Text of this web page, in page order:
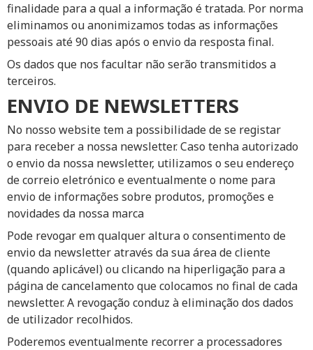
finalidade para a qual a informação é tratada. Por norma
eliminamos ou anonimizamos todas as informações
pessoais até 90 dias após o envio da resposta final.
Os dados que nos facultar não serão transmitidos a
terceiros.
ENVIO DE NEWSLETTERS
No nosso website tem a possibilidade de se registar
para receber a nossa newsletter. Caso tenha autorizado
o envio da nossa newsletter, utilizamos o seu endereço
de correio eletrónico e eventualmente o nome para
envio de informações sobre produtos, promoções e
novidades da nossa marca
Pode revogar em qualquer altura o consentimento de
envio da newsletter através da sua área de cliente
(quando aplicável) ou clicando na hiperligação para a
página de cancelamento que colocamos no final de cada
newsletter. A revogação conduz à eliminação dos dados
de utilizador recolhidos.
Poderemos eventualmente recorrer a processadores